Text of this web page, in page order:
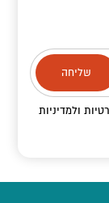
ולמדיניות